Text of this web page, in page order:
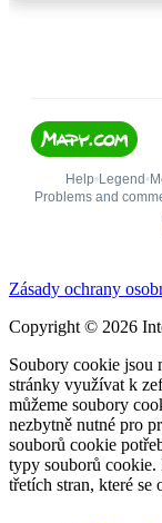
Zásady ochrany
Copyright © 2026
Soubory cookie jsou
stránky využívat k
můžeme soubory
nezbytně nutné pro
souborů cookie
typy souborů
třetích stran, které se